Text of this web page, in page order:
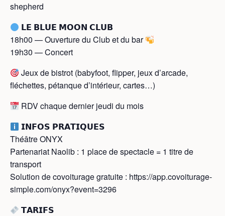
shepherd
𝗟𝗘 𝗕𝗟𝗨𝗘 𝗠𝗢𝗢𝗡 𝗖𝗟𝗨𝗕
18h00 — Ouverture du Club et du bar
19h30 — Concert
Jeux de bistrot (babyfoot, flipper, jeux d’arcade,
fléchettes, pétanque d’intérieur, cartes…)
RDV chaque dernier jeudi du mois
𝗜𝗡𝗙𝗢𝗦 𝗣𝗥𝗔𝗧𝗜𝗤𝗨𝗘𝗦
Théâtre ONYX
Partenariat Naolib : 1 place de spectacle = 1 titre de
transport
Solution de covoiturage gratuite : https://app.covoiturage-
simple.com/onyx?event=3296
𝗧𝗔𝗥𝗜𝗙𝗦